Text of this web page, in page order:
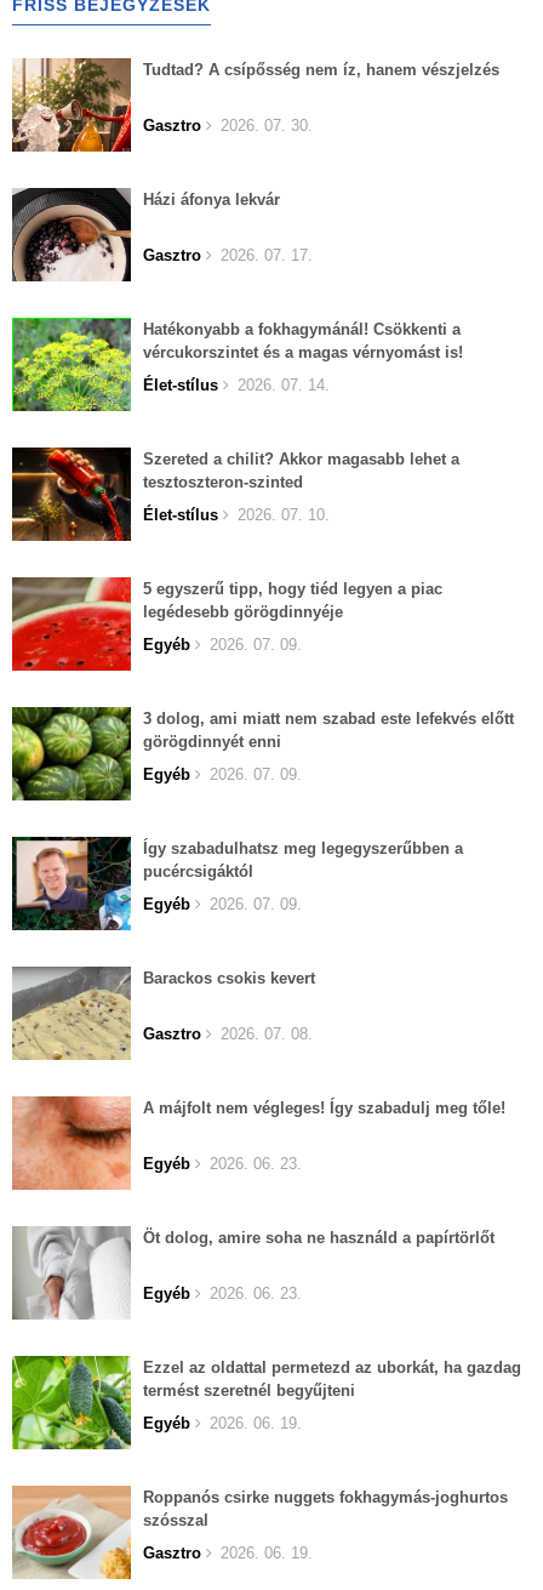
FRISS BEJEGYZÉSEK
Tudtad? A csípősség nem íz, hanem vészjelzés
Gasztro 2026. 07. 30.
Házi áfonya lekvár
Gasztro 2026. 07. 17.
Hatékonyabb a fokhagymánál! Csökkenti a
vércukorszintet és a magas vérnyomást is!
Élet-stílus
2026. 07. 14.
Szereted a chilit? Akkor magasabb lehet a
tesztoszteron-szinted
Élet-stílus
2026. 07. 10.
5 egyszerű tipp, hogy tiéd legyen a piac
legédesebb görögdinnyéje
Egyéb
2026. 07. 09.
3 dolog, ami miatt nem szabad este lefekvés előtt
görögdinnyét enni
Egyéb
2026. 07. 09.
Így szabadulhatsz meg legegyszerűbben a
pucércsigáktól
Egyéb
2026. 07. 09.
Barackos csokis kevert
Gasztro 2026. 07. 08.
A májfolt nem végleges! Így szabadulj meg tőle!
Egyéb 2026. 06. 23.
Öt dolog, amire soha ne használd a papírtörlőt
Egyéb 2026. 06. 23.
Ezzel az oldattal permetezd az uborkát, ha gazdag
termést szeretnél begyűjteni
Egyéb
2026. 06. 19.
Roppanós csirke nuggets fokhagymás-joghurtos
szósszal
Gasztro
2026. 06. 19.